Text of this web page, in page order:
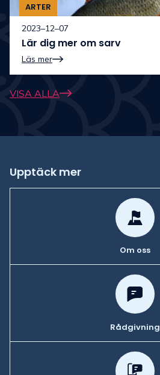
ARTER
2023–12–07
Lär dig mer om sarv
Läs mer
VISA ALLA
Upptäck mer
Om oss
Rådgivning